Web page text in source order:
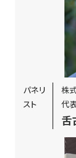
パネリ
スト
株
代
舌